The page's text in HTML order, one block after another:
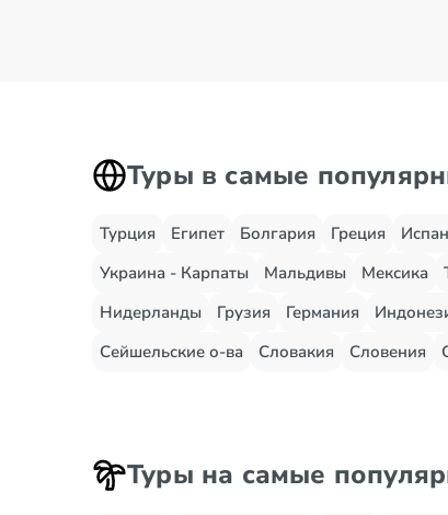
Туры в самые
Турция Египет Болгария Греция
Украина - Карпаты
Мальдивы Мексика
Нидерланды
Грузия Германия
Сейшельские о-ва
Словакия Словения
Туры на самые